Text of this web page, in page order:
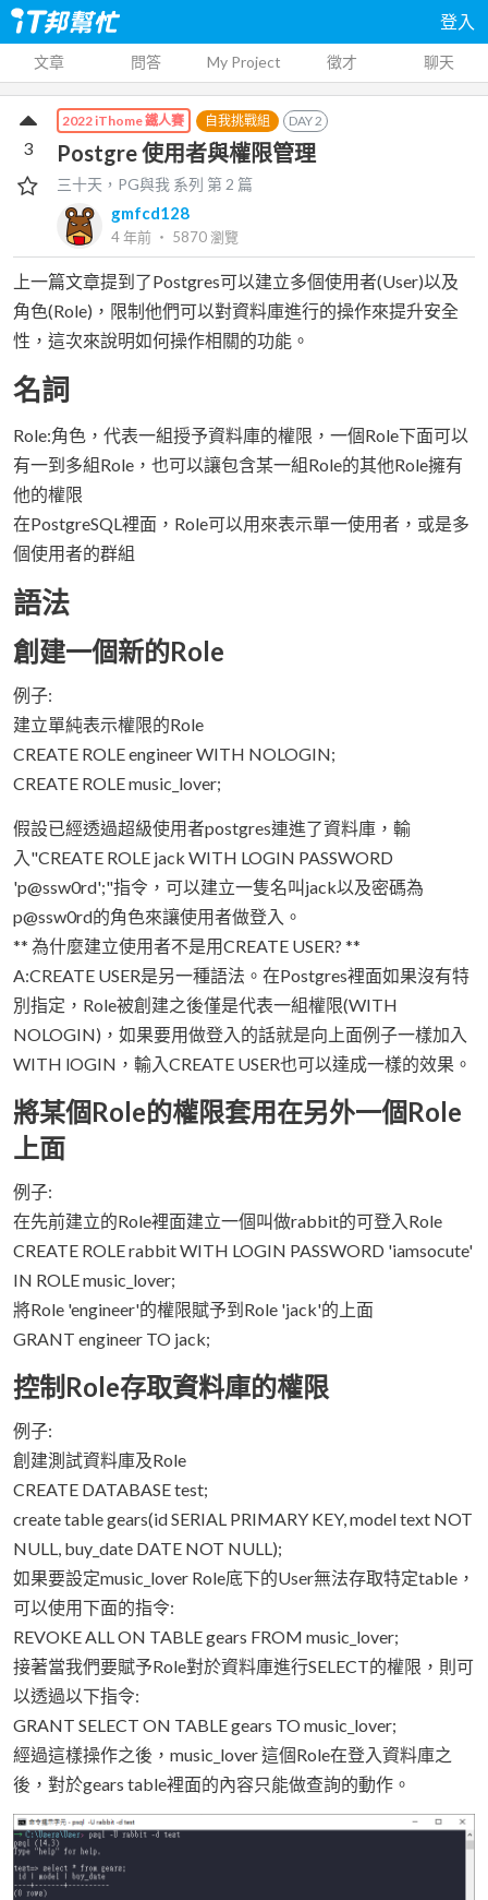
登入
文章 問答 My Project 徵才 聊天
2022 iThome 鐵人賽 自我挑戰組 DAY2
Postgre 使用者與權限管理
三十天，PG與我 系列 第2 篇
gmfcd128
4 年前 ‧ 5870瀏覽
3
上一篇文章提到了Postgres可以建立多個使用者(User)以及
角色(Role)，限制他們可以對資料庫進行的操作來提升安全
性，這次來說明如何操作相關的功能。
名詞
Role:角色，代表一組授予資料庫的權限，一個Role下面可以
有一到多組Role，也可以讓包含某一組Role的其他Role擁有
他的權限
在PostgreSQL裡面，Role可以用來表示單一使用者，或是多
個使用者的群組
語法
創建一個新的Role
例子:
建立單純表示權限的Role
CREATE ROLE engineer WITH NOLOGIN;
CREATE ROLE music_lover;
假設已經透過超級使用者postgres連進了資料庫，輸
入"CREATE ROLE jack WITH LOGIN PASSWORD
'p@ssw0rd';"指令，可以建立一隻名叫jack以及密碼為
p@ssw0rd的角色來讓使用者做登入。
** 為什麼建立使用者不是用CREATE USER? **
A:CREATE USER是另一種語法。在Postgres裡面如果沒有特
別指定，Role被創建之後僅是代表一組權限(WITH
NOLOGIN)，如果要用做登入的話就是向上面例子一樣加入
WITH lOGIN，輸入CREATE USER也可以達成一樣的效果。
將某個Role的權限套用在另外一個Role
上面
例子:
在先前建立的Role裡面建立一個叫做rabbit的可登入Role
CREATE ROLE rabbit WITH LOGIN PASSWORD 'iamsocute'
IN ROLE music_lover;
將Role 'engineer'的權限賦予到Role 'jack'的上面
GRANT engineer TO jack;
控制Role存取資料庫的權限
例子:
創建測試資料庫及Role
CREATE DATABASE test;
create table gears(id SERIAL PRIMARY KEY, model text NOT
NULL, buy_date DATE NOT NULL);
如果要設定music_lover Role底下的User無法存取特定table，
可以使用下面的指令:
REVOKE ALL ON TABLE gears FROM music_lover;
接著當我們要賦予Role對於資料庫進行SELECT的權限，則可
以透過以下指令:
GRANT SELECT ON TABLE gears TO music_lover;
經過這樣操作之後，music_lover 這個Role在登入資料庫之
後，對於gears table裡面的內容只能做查詢的動作。